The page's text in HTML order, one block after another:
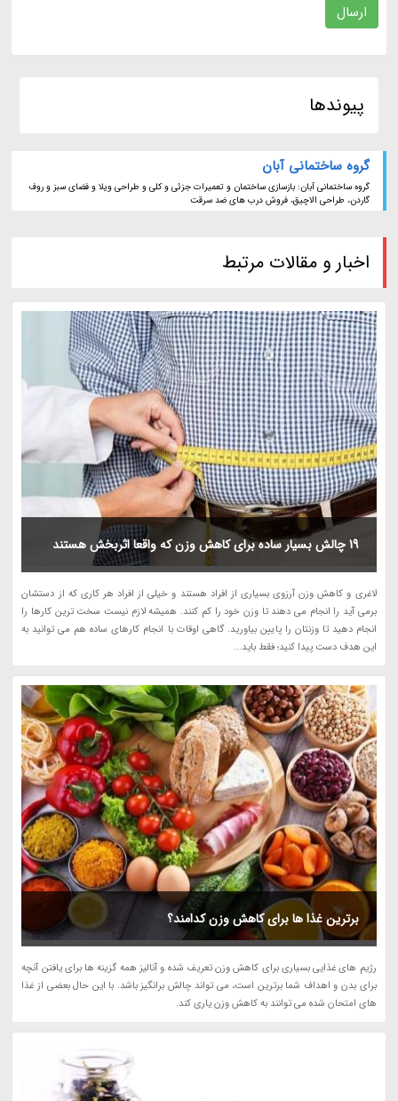
ارسال
پیوندها
گروه ساختمانی آبان
گروه ساختمانی آبان: بازسازی ساختمان و تعمیرات جزئی و کلی و طراحی ویلا و فضای سبز و روف
گاردن، طراحی الاچیق، فروش درب های ضد سرقت
اخبار و مقالات مرتبط
19 چالش بسیار ساده برای کاهش وزن که واقعا اثربخش هستند
لاغری و کاهش وزن آرزوی بسیاری از افراد هستند و خیلی از افراد هر کاری که از دستشان
برمی آید را انجام می دهند تا وزن خود را کم کنند. همیشه لازم نیست سخت ترین کارها را
انجام دهید تا وزنتان را پایین بیاورید. گاهی اوقات با انجام کارهای ساده هم می توانید به
این هدف دست پیدا کنید؛ فقط باید...
برترین غذا ها برای کاهش وزن کدامند؟
رژیم های غذایی بسیاری برای کاهش وزن تعریف شده و آنالیز همه گزینه ها برای یافتن آنچه
برای بدن و اهداف شما برترین است، می تواند چالش برانگیز باشد. با این حال بعضی از غذا
های امتحان شده می توانند به کاهش وزن یاری کند.